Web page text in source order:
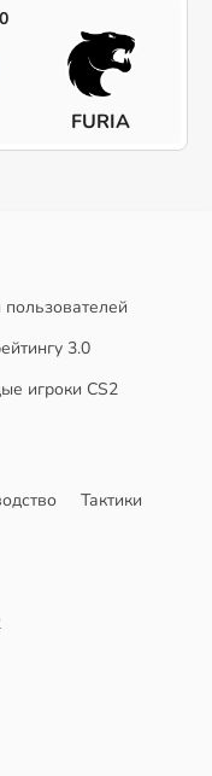
FURIA
3.0
игроки CS2
Тактики